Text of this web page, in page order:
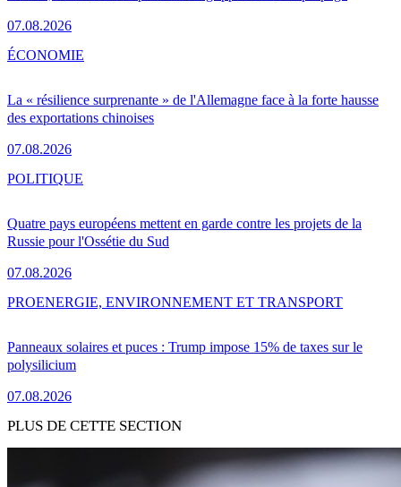
07.08.2026
La « résilience surprenante » de l'Allemagne face à la forte hausse
des exportations chinoises
07.08.2026
ÉCONOMIE
Quatre pays européens mettent en garde contre les projets de la
Russie pour l'Ossétie du Sud
07.08.2026
POLITIQUE
Panneaux solaires et puces : Trump impose 15% de taxes sur le
polysilicium
07.08.2026
PROENERGIE, ENVIRONNEMENT ET TRANSPORT
PLUS DE CETTE SECTION